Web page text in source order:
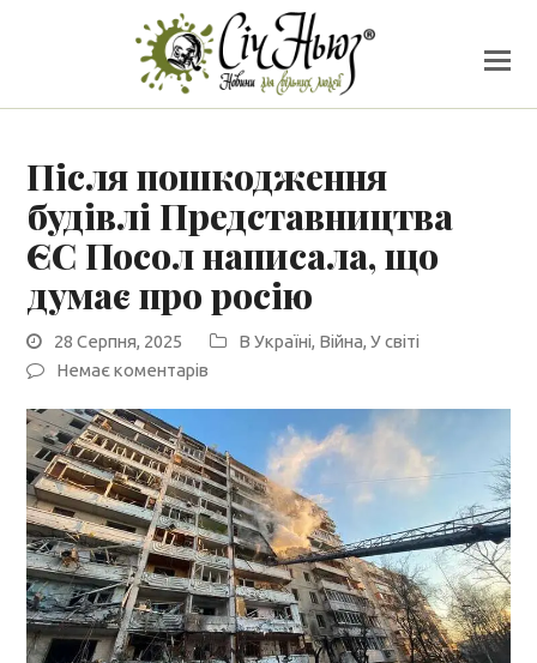
Після пошкодження
будівлі Представництва
ЄС Посол написала, що
думає про росію
28 Серпня, 2025 В Україні, Війна,У світі
Немає коментарів